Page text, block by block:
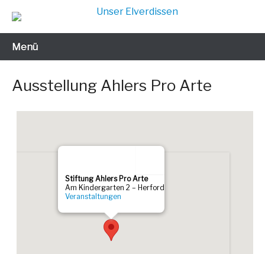
Inhalt
wechseln
Unser Elverdissen
Menü
Ausstellung Ahlers Pro Arte
Stif­tung Ahlers Pro Arte
Am Kin­der­gar­ten 2 – Her­ford
Ver­an­stal­tun­gen